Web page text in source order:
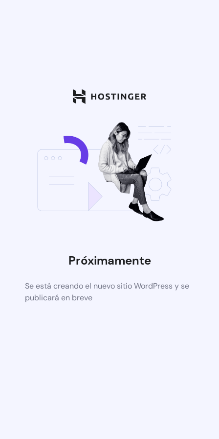
Próximamente
Se está creando el nuevo sitio WordPress y se
publicará en breve